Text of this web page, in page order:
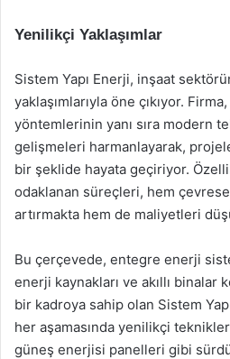
Yenilikçi Yaklaşımlar
Sistem Yapı Enerji, inşaat
yaklaşımlarıyla öne çıkıyor.
yöntemlerinin yanı sıra modern
gelişmeleri harmanlayarak,
bir şeklide hayata geçiriyor.
odaklanan süreçleri, hem
artırmakta hem de maliyetleri
Bu çerçevede, entegre enerji
enerji kaynakları ve akıllı binalar
bir kadroya sahip olan Sistem
her aşamasında yenilikçi
güneş enerjisi panelleri gibi